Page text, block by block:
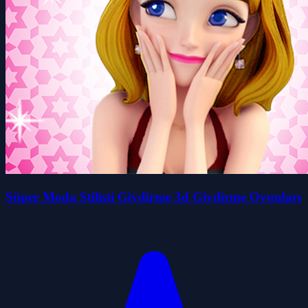
Süper Moda Stilisti Giydirme 3d Giydirme Oyunları